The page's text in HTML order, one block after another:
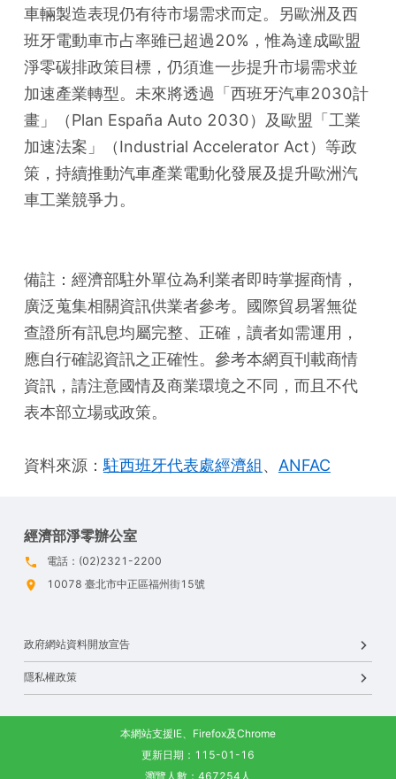
車輛製造表現仍有待市場需求而定。另歐洲及西
班牙電動車市占率雖已超過20%，惟為達成歐盟
淨零碳排政策目標，仍須進一步提升市場需求並
加速產業轉型。未來將透過「西班牙汽車2030計
畫」（Plan España Auto 2030）及歐盟「工業
加速法案」（Industrial Accelerator Act）等政
策，持續推動汽車產業電動化發展及提升歐洲汽
車工業競爭力。
備註：經濟部駐外單位為利業者即時掌握商情，
廣泛蒐集相關資訊供業者參考。國際貿易署無從
查證所有訊息均屬完整、正確，讀者如需運用，
應自行確認資訊之正確性。參考本網頁刊載商情
資訊，請注意國情及商業環境之不同，而且不代
表本部立場或政策。
資料來源：駐西班牙代表處經濟組、 ANFAC
經濟部淨零辦公室
電話：(02)2321-2200
10078 臺北市中正區福州街15號
政府網站資料開放宣告
隱私權政策
本網站支援IE、Firefox及Chrome
更新日期：115-01-16
瀏覽人數：467254人